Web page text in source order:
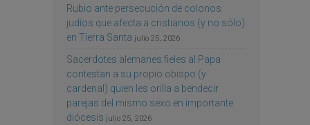
Rubio ante persecución de colonos
judíos que afecta a cristianos (y no sólo)
en Tierra Santa julio 25, 2026
Sacerdotes alemanes fieles al Papa
contestan a su propio obispo (y
cardenal) quien les orilla a bendecir
parejas del mismo sexo en importante
diócesis julio 25, 2026